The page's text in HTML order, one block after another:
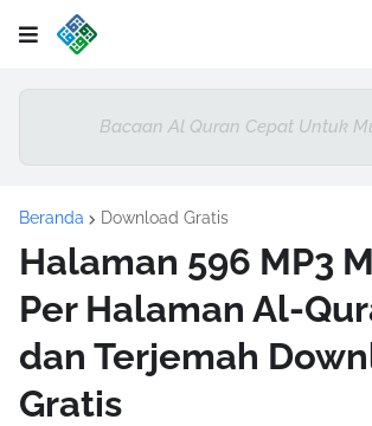
Bacaan Al Quran Cepat Untuk
Beranda Download Gratis
Halaman 596 MP3
Per Halaman Al-
dan Terjemah
Gratis